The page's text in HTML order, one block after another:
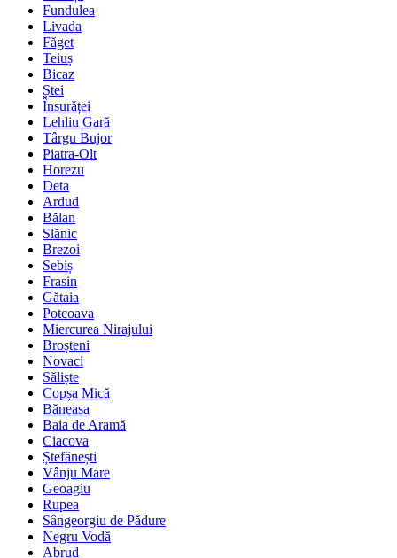
Fundulea
Livada
Făget
Teiuș
Bicaz
Ștei
Însurăței
Lehliu Gară
Târgu Bujor
Piatra-Olt
Horezu
Deta
Ardud
Bălan
Slănic
Brezoi
Sebiș
Frasin
Gătaia
Potcoava
Miercurea Nirajului
Broșteni
Novaci
Săliște
Copșa Mică
Băneasa
Baia de Aramă
Ciacova
Ștefănești
Vânju Mare
Geoagiu
Rupea
Sângeorgiu de Pădure
Negru Vodă
Abrud